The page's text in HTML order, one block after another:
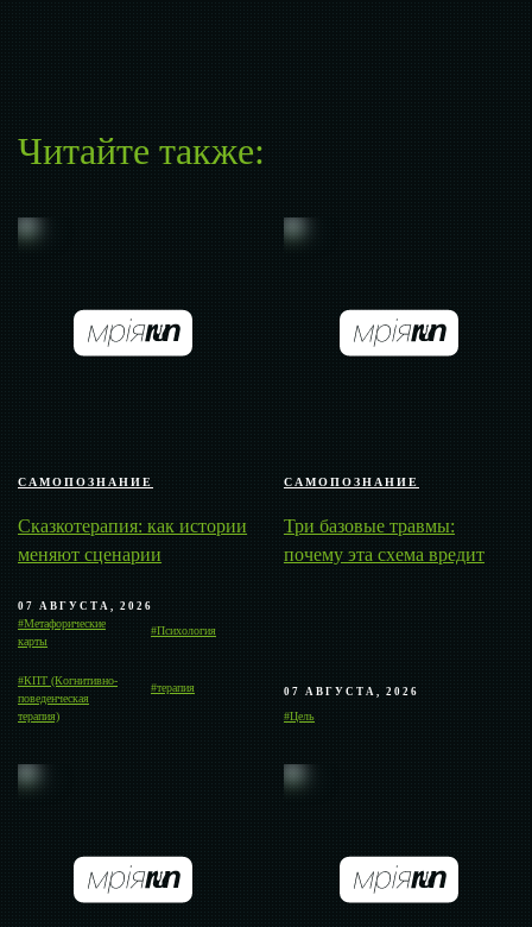
Читайте также:
САМОПОЗНАНИЕ
Сказкотерапия: как истории
меняют сценарии
07 АВГУСТА, 2026
#Метафорические
карты
#Психология
#КПТ (Когнитивно-
поведенческая
терапия)
#терапия
САМОПОЗНАНИЕ
Три базовые травмы:
почему эта схема вредит
07 АВГУСТА, 2026
#Цель